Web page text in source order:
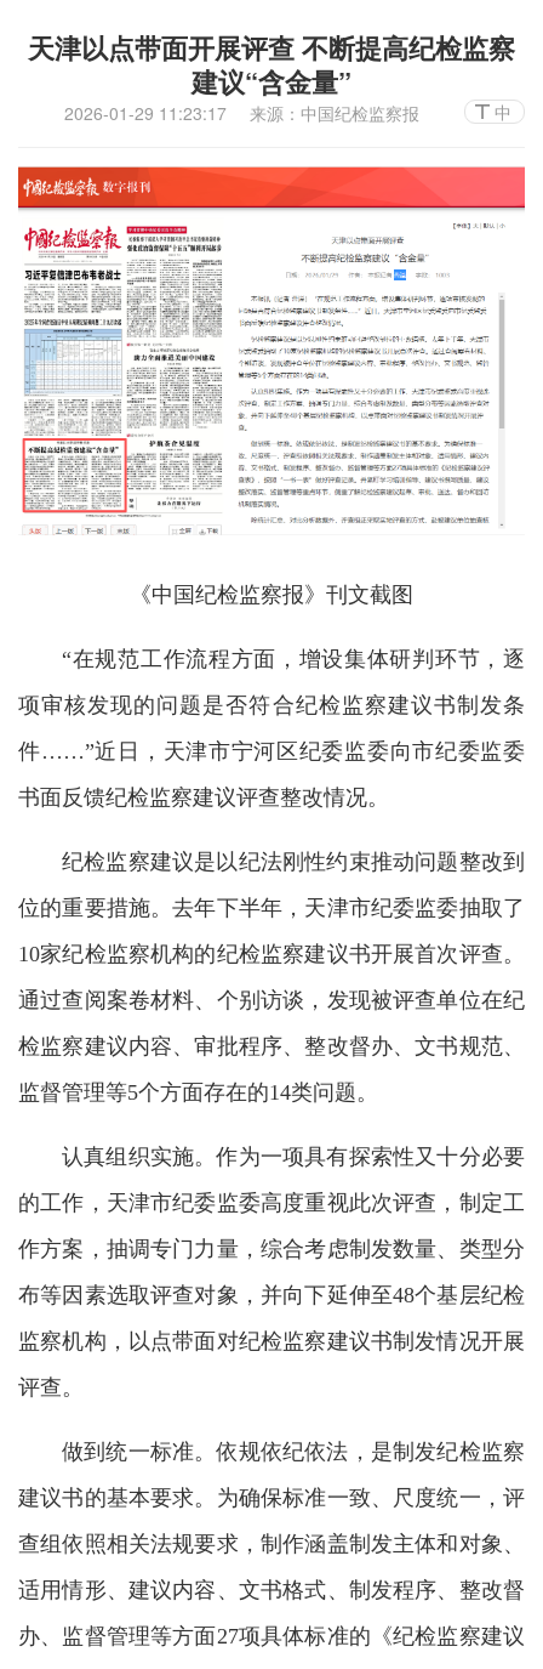
天津以点带面开展评查 不断提高纪检监察
建议“含金量”
2026-01-29 11:23:17 来源：中国纪检监察报 中
《中国纪检监察报》刊文截图
“在规范工作流程方面，增设集体研判环节，逐
项审核发现的问题是否符合纪检监察建议书制发条
件……”近日，天津市宁河区纪委监委向市纪委监委
书面反馈纪检监察建议评查整改情况。
纪检监察建议是以纪法刚性约束推动问题整改到
位的重要措施。去年下半年，天津市纪委监委抽取了
10家纪检监察机构的纪检监察建议书开展首次评查。
通过查阅案卷材料、个别访谈，发现被评查单位在纪
检监察建议内容、审批程序、整改督办、文书规范、
监督管理等5个方面存在的14类问题。
认真组织实施。作为一项具有探索性又十分必要
的工作，天津市纪委监委高度重视此次评查，制定工
作方案，抽调专门力量，综合考虑制发数量、类型分
布等因素选取评查对象，并向下延伸至48个基层纪检
监察机构，以点带面对纪检监察建议书制发情况开展
评查。
做到统一标准。依规依纪依法，是制发纪检监察
建议书的基本要求。为确保标准一致、尺度统一，评
查组依照相关法规要求，制作涵盖制发主体和对象、
适用情形、建议内容、文书格式、制发程序、整改督
办、监督管理等方面27项具体标准的《纪检监察建议